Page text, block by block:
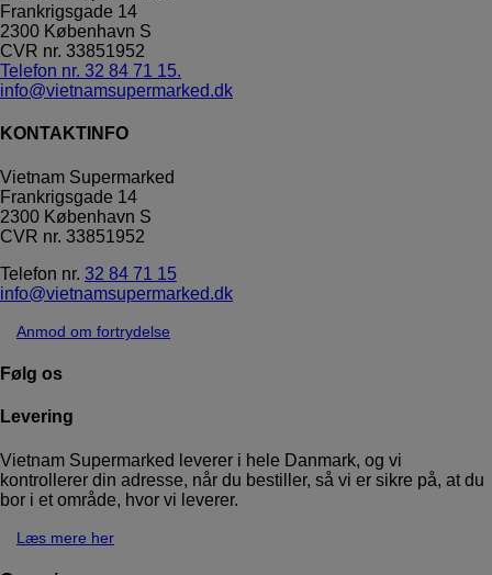
Frankrigsgade 14
2300 København S
CVR nr. 33851952
Telefon nr. 32 84 71 15.
info@vietnamsupermarked.dk
KONTAKTINFO
Vietnam Supermarked
Frankrigsgade 14
2300 København S
CVR nr. 33851952
Telefon nr. 32 84 71 15
info@vietnamsupermarked.dk
Anmod om fortrydelse
Følg os
Levering
Vietnam Supermarked leverer i hele Danmark, og vi
kontrollerer din adresse, når du bestiller, så vi er sikre på, at du
bor i et område, hvor vi leverer.
Læs mere her